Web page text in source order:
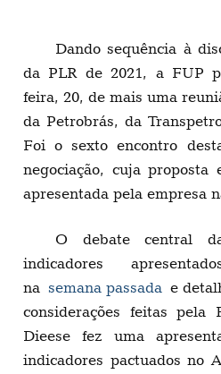
Dando sequência à
da PLR de 2021, a FUP
feira, 20, de mais uma
da Petrobrás, da
Foi o sexto encontro
negociação, cuja proposta
apresentada pela empresa
O debate central
indicadores
na semana passada e
considerações feitas pela
Dieese fez uma
indicadores pactuados no